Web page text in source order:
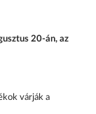
20-án, az
várják a